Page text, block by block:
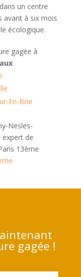
un centre
avant à six mois
écologique.
gagée à
En-Brie
Nesles-
expert de
13ème
gagée !